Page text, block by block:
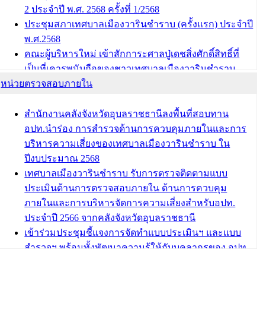
2 ประจำปี พ.ศ. 2568 ครั้งที่ 1/2568
ประชุมสภาเทศบาลเมืองวารินชำราบ (ครั้งแรก) ประจำปี
พ.ศ.2568
คณะผู้บริหารใหม่ เข้าสักการะศาลปู่เดชสิ่งศักดิ์สิทธิ์ที่
เป็นที่เคารพนับถือของชาวเทศบาลเมืองวารินชำราบ
หน่วยตรวจสอบภายใน
สำนักงานคลังจังหวัดอุบลราชธานีลงพื้นที่สอบทาน
อปท.นำร่อง การสำรวจด้านการควบคุมภายในและการ
บริหารความเสี่ยงของเทศบาลเมืองวารินชำราบ ใน
ปีงบประมาณ 2568
เทศบาลเมืองวารินชำราบ รับการตรวจติดตามแบบ
ประเมินด้านการตรวจสอบภายใน ด้านการควบคุม
ภายในและการบริหารจัดการความเสี่ยงสำหรับอปท.
ประจำปี 2566 จากคลังจังหวัดอุบลราชธานี
เข้าร่วมประชุมชี้แจงการจัดทำแบบประเมินฯ และแบบ
สำรวจฯ พร้อมทั้งพัฒนาความรู้ให้กับบุคลากรของ อปท.